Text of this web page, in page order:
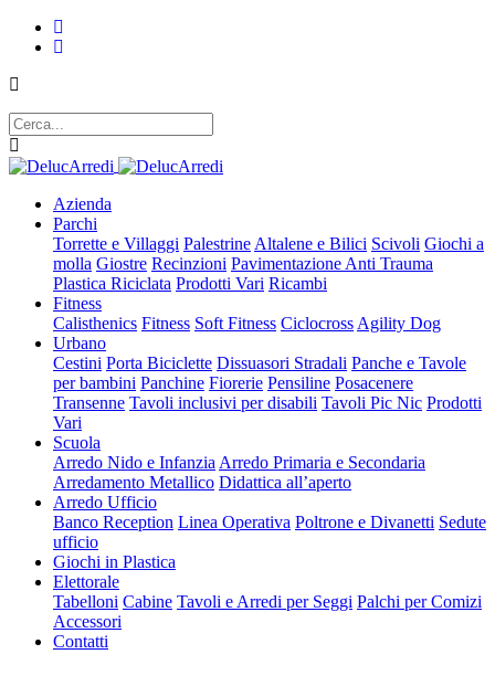
Azienda
Parchi
Torrette e Villaggi Palestrine Altalene e Bilici Scivoli Giochi a
molla Giostre Recinzioni Pavimentazione Anti Trauma
Plastica Riciclata Prodotti Vari Ricambi
Fitness
Calisthenics Fitness Soft Fitness Ciclocross Agility Dog
Urbano
Cestini Porta Biciclette Dissuasori Stradali Panche e Tavole
per bambini Panchine Fiorerie Pensiline Posacenere
Transenne Tavoli inclusivi per disabili Tavoli Pic Nic Prodotti
Vari
Scuola
Arredo Nido e Infanzia Arredo Primaria e Secondaria
Arredamento Metallico Didattica all’aperto
Arredo Ufficio
Banco Reception Linea Operativa Poltrone e Divanetti Sedute
ufficio
Giochi in Plastica
Elettorale
Tabelloni Cabine Tavoli e Arredi per Seggi Palchi per Comizi
Accessori
Contatti